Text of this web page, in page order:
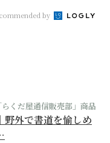
by
くだ屋通信販売部」商品
野外で書道を愉しめ